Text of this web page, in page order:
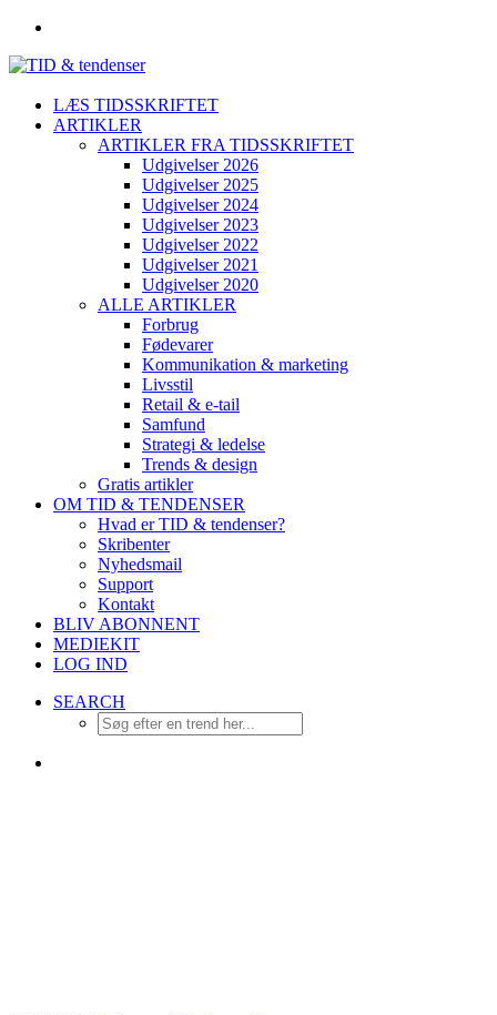
LÆS TIDSSKRIFTET
ARTIKLER
ARTIKLER FRA TIDSSKRIFTET
Udgivelser 2026
Udgivelser 2025
Udgivelser 2024
Udgivelser 2023
Udgivelser 2022
Udgivelser 2021
Udgivelser 2020
ALLE ARTIKLER
Forbrug
Fødevarer
Kommunikation & marketing
Livsstil
Retail & e-tail
Samfund
Strategi & ledelse
Trends & design
Gratis artikler
OM TID & TENDENSER
Hvad er TID & tendenser?
Skribenter
Nyhedsmail
Support
Kontakt
BLIV ABONNENT
MEDIEKIT
LOG IND
SEARCH